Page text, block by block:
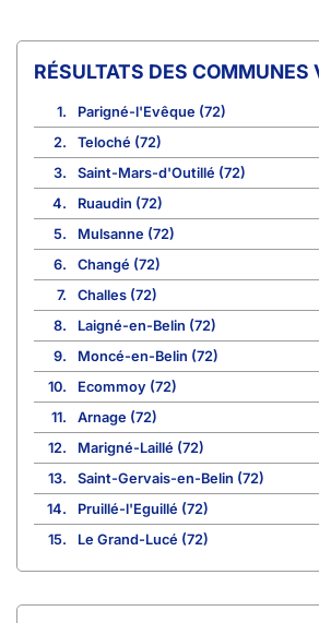
COMMUNES
1.
Parigné-l'Evêque (72)
2.
Teloché (72)
3.
Saint-Mars-d'Outillé (72)
4.
Ruaudin (72)
5.
Mulsanne (72)
6.
Changé (72)
7.
Challes (72)
8.
Laigné-en-Belin (72)
9.
Moncé-en-Belin (72)
10.
Ecommoy (72)
11.
Arnage (72)
12.
Marigné-Laillé (72)
13.
Saint-Gervais-en-Belin (72)
14.
Pruillé-l'Eguillé (72)
15.
Le Grand-Lucé (72)